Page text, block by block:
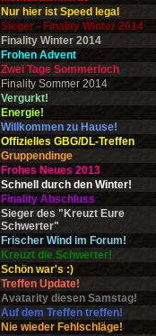
Nur hier ist Speed legal
Sieger - Finality Winter 2014
Finality Winter 2014
Frohen Advent
Zwei Tage Sommerloch
Finality Sommer 2014
Vergurkt!
Energie!
Willkommen zu Hause!
Offizielles GBG/DL-Treffen
Gruppendinge
Frohes Neues 2013
Schnell durch den Winter!
Finality Abschluss
Sieger des "Kreuzt Eure
Schwerter"
Frischer Wind im Forum!
Kreuzt die Schwerter!
Schön war's :)
Treffen Update!
Avatarity diesen Samstag!
Auf dem Treffen treffen!
Nie wieder Fehlschläge!